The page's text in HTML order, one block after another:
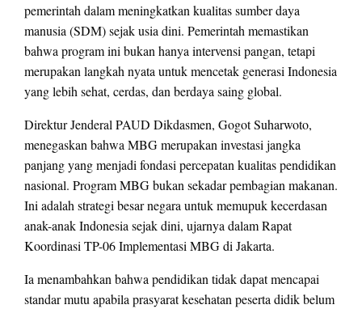
pemerintah dalam meningkatkan kualitas sumber daya
manusia (SDM) sejak usia dini. Pemerintah memastikan
bahwa program ini bukan hanya intervensi pangan, tetapi
merupakan langkah nyata untuk mencetak generasi Indonesia
yang lebih sehat, cerdas, dan berdaya saing global.
Direktur Jenderal PAUD Dikdasmen, Gogot Suharwoto,
menegaskan bahwa MBG merupakan investasi jangka
panjang yang menjadi fondasi percepatan kualitas pendidikan
nasional. Program MBG bukan sekadar pembagian makanan.
Ini adalah strategi besar negara untuk memupuk kecerdasan
anak-anak Indonesia sejak dini, ujarnya dalam Rapat
Koordinasi TP-06 Implementasi MBG di Jakarta.
Ia menambahkan bahwa pendidikan tidak dapat mencapai
standar mutu apabila prasyarat kesehatan peserta didik belum